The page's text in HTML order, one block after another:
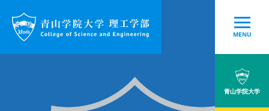
MENU
青山学院大学